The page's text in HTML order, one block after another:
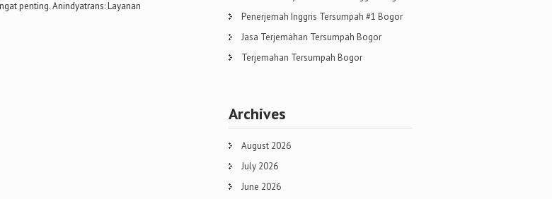
penting. Anindyatrans: Layanan
Penerjemah Inggris Tersumpah #1 Bogor
Jasa Terjemahan Tersumpah Bogor
Terjemahan Tersumpah Bogor
Archives
August 2026
July 2026
June 2026